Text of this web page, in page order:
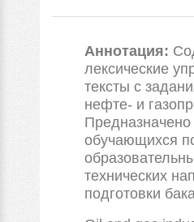
Аннотация:
лексические
тексты с
нефте- и
обучающихся
технических
подготовки